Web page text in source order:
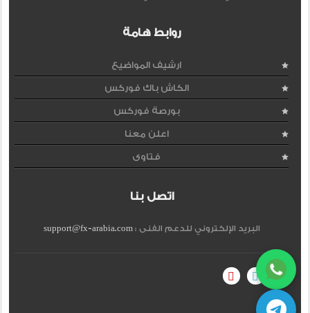
روابط هامة
ارشيف المواضيع
الكاش باك فوركس
بورصة فوركس
اعلن معنا
فتاوى
اتصل بنا
البريد الإلكتروني للدعم الفنى :support@fx-arabia.com